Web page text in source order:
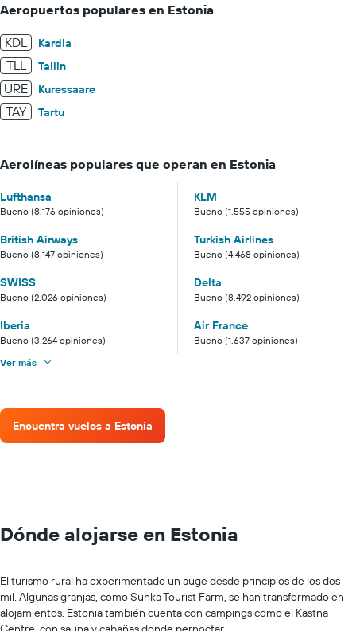
Aeropuertos populares en Estonia
KDL Kardla
TLL Tallin
URE Kuressaare
TAY Tartu
Aerolíneas populares que operan en Estonia
Lufthansa
Bueno (8.176 opiniones)
KLM
Bueno (1.555 opiniones)
British Airways
Bueno (8.147 opiniones)
Turkish Airlines
Bueno (4.468 opiniones)
SWISS
Bueno (2.026 opiniones)
Delta
Bueno (8.492 opiniones)
Iberia
Bueno (3.264 opiniones)
Air France
Bueno (1.637 opiniones)
Ver más
Encuentra vuelos a Estonia
Dónde alojarse en Estonia
El turismo rural ha experimentado un auge desde principios de los dos
mil. Algunas granjas, como Suhka Tourist Farm, se han transformado en
alojamientos. Estonia también cuenta con campings como el Kastna